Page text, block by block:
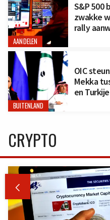
AANDELEN
S&P 500
zwakke
rally
BUITENLAND
OIC
Mekka
en Turkije
CRYPTO
